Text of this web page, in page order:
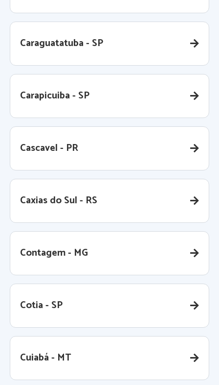
Caraguatatuba - SP
Carapicuiba - SP
Cascavel - PR
Caxias do Sul - RS
Contagem - MG
Cotia - SP
Cuiabá - MT